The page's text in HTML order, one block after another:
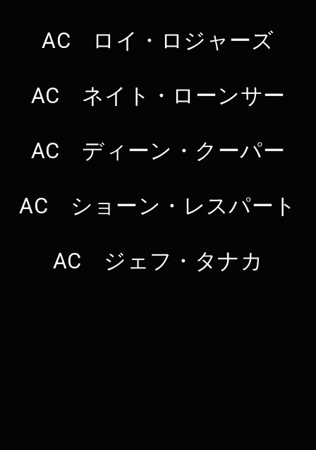
AC ロイ・ロジャーズ
AC ネイト・ローンサー
AC ディーン・クーパー
AC ショーン・レスパート
AC ジェフ・タナカ